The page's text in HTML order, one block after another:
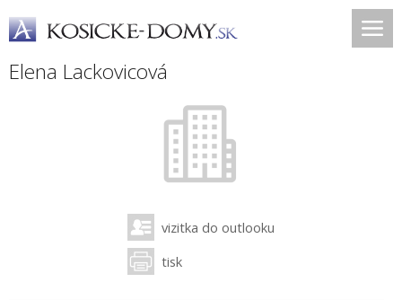
Elena Lackovicová
vizitka do outlooku
tisk